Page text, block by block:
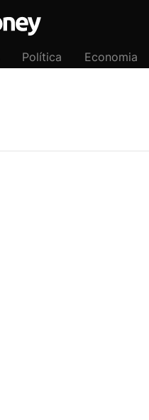
Política Economia